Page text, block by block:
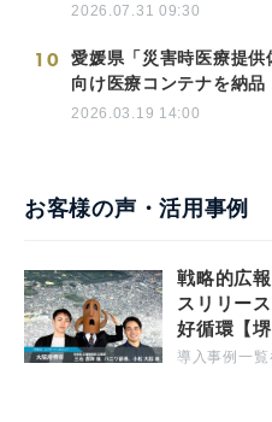
2026.07.31 09:30
10
愛媛県「災害時医療提供
向け医療コンテナを納品
2026.03.19 14:00
お客様の声・活用事例
戦略的広
スリリー
好循環【堺
導入事例一覧